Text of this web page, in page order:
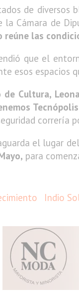
de diversos
la Cámara de
reúne las
que el
esos espacios
Cultura,
correría
el lugar
para
Indio